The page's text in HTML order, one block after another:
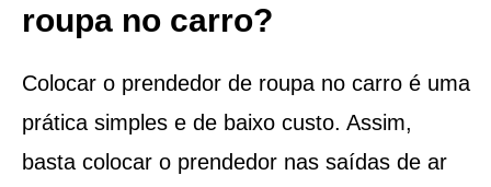
roupa no carro?
Colocar o prendedor de roupa no carro é uma
prática simples e de baixo custo. Assim,
basta colocar o prendedor nas saídas de ar